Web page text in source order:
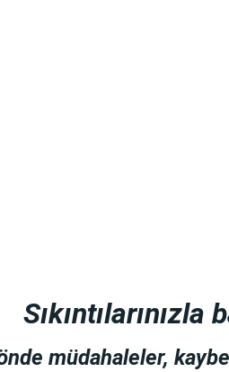
müdahaleler,